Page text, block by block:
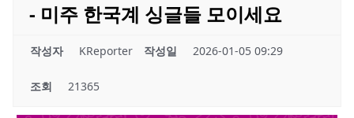
- 미주 한국계 싱글들 모이세요
작성자 KReporter 작성일 2026-01-05 09:29
조회 21365